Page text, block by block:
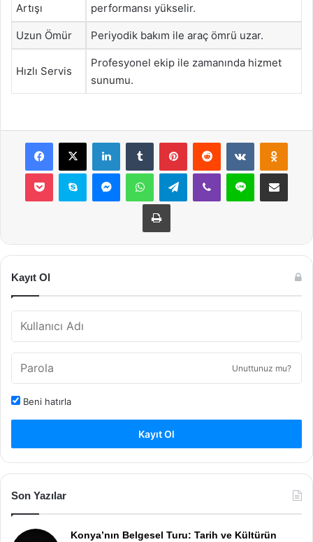
Artışı
performansı yükselir.
Uzun Ömür Periyodik bakım ile araç ömrü uzar.
Hızlı Servis
Profesyonel ekip ile zamanında hizmet
sunumu.
Facebook
X LinkedInTumblr PinterestReddit VKontakte
Pocket Skype MessengerWhatsAppTelegramViber Line E-Posta ile
Yazdır
Kayıt Ol
Unuttunuz mu?
Beni hatırla
Kayıt Ol
Son Yazılar
Konya’nın Belgesel Turu: Tarih ve Kültürün